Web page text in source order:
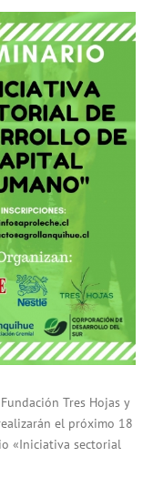
Tres Hojas y
el próximo 18
«Iniciativa sectorial